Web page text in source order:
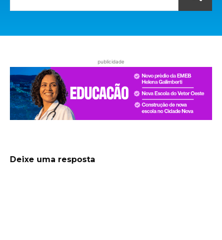
publicidade
Deixe uma resposta